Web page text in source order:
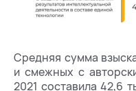
Средняя сумма
и смежных с
2021 составила 42,6